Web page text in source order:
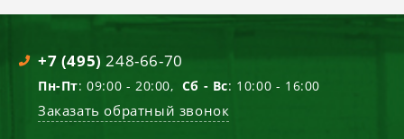
+7 (495) 248-66-70
Пн-Пт: 09:00 - 20:00, Сб - Вс: 10:00 - 16:00
Заказать обратный звонок